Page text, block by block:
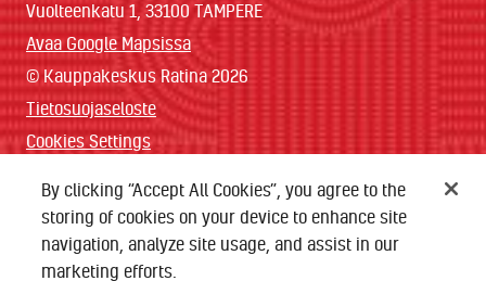
Vuolteenkatu 1, 33100 TAMPERE
Avaa Google Mapsissa
© Kauppakeskus Ratina 2026
Tietosuojaseloste
Cookies Settings
Lataa sovellus
Tilaa uutiskirje
By clicking “Accept All Cookies”, you agree to the
storing of cookies on your device to enhance site
navigation, analyze site usage, and assist in our
marketing efforts.